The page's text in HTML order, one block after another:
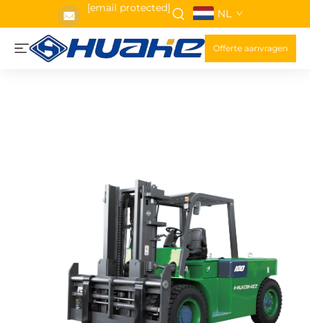
[email protected] NL
Offerte aanvragen